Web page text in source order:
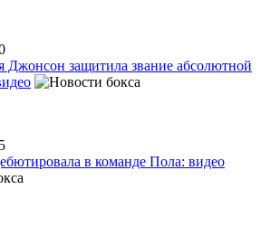
Джонсон защитила звание абсолютной
в команде Пола: видео